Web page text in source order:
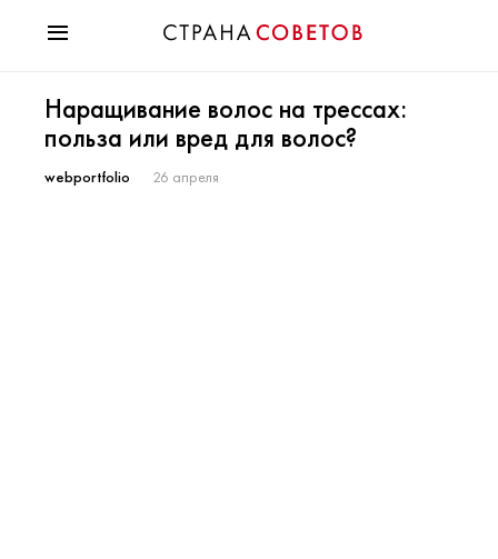
Мода
Звезды
Гороскопы
Наращивание волос на трессах:
польза или вред для волос?
webportfolio 26 апреля